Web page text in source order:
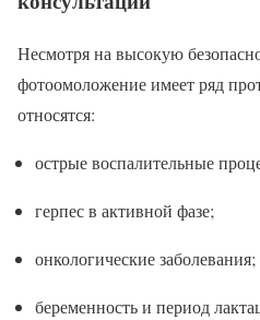
Несмотря на высокую
фотоомоложение имеет ряд
относятся:
острые воспалительные
герпес в активной фазе;
онкологические заболевания;
беременность и период